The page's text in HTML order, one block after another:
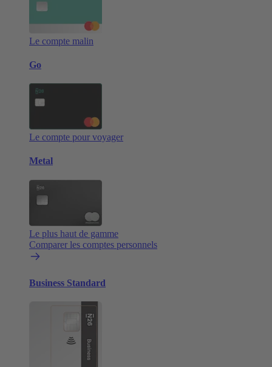
Le compte malin
Go
Le compte pour voyager
Metal
Le plus haut de gamme
Comparer les comptes personnels
Business Standard